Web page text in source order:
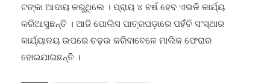
ଟଙ୍କା ଆଦାୟ କରୁଥିଲେ । ପ୍ରାୟ ୪ ବର୍ଷ ହେବ ଏଭଳି କାର୍ଯ୍ୟ
କରିଆସୁଛନ୍ତି । ଆଜି ପୋଲିସ ପାତ୍ରପଡ଼ାରେ ପହଁଚି ସଂସ୍ଥାର
କାର୍ଯ୍ୟାଳୟ ଉପରେ ଚଢ଼ଉ କରିବାବେଳେ ମାଲିକ ଫେରାର
ହୋଇଯାଇଛନ୍ତି ।